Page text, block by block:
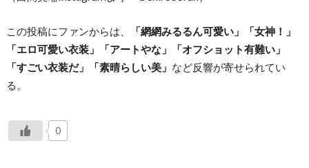
この投稿にファンからは、
「網網みるるん可愛い」「女神！」
「エロ可愛い衣装」「アートやな」「オフショット有難い」
「すごい衣装だ」「素晴らしい美」 など反響が寄せられてい
る。
0